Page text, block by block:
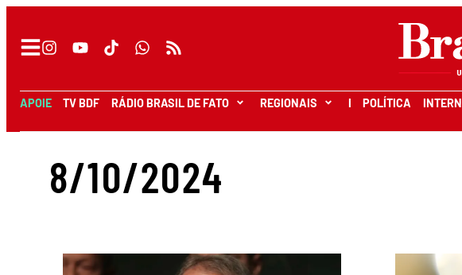
APOIE TV BDF RÁDIO BRASIL DE FATO REGIONAIS I POLÍTICA
8/10/2024